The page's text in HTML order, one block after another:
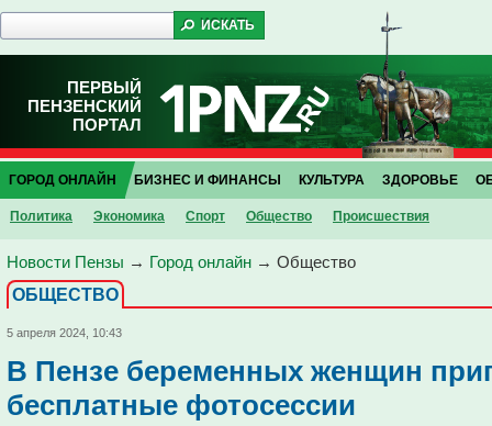
ПЕРВЫЙ
ПЕНЗЕНСКИЙ
ПОРТАЛ
ГОРОД ОНЛАЙН
Политика Экономика Спорт Общество Проиcшествия
БИЗНЕС И ФИНАНСЫ КУЛЬТУРА ЗДОРОВЬЕ
Новости Пензы → Город онлайн → Общество
ОБЩЕСТВО
5 апреля 2024, 10:43
В Пензе беременных женщин
бесплатные фотосессии